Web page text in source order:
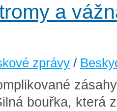
a
zprávy /
bouřka, která